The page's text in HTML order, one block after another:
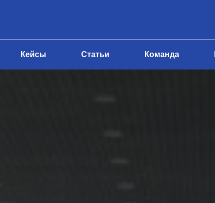
Кейсы Статьи Команда